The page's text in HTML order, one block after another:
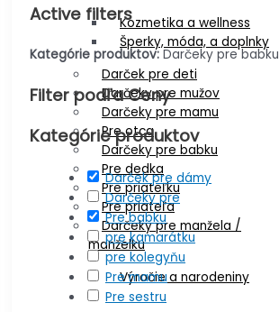
Kozmetika a wellness
Šperky, móda, a doplnky
Darček pre deti
Darčeky pre mužov
Darčeky pre mamu
Pre otca
Darčeky pre babku
Pre dedka
Pre priateľku
Pre priateľa
Darčeky pre manžela /
manželku
Výročie a narodeniny
Active filters
Kategórie produktov: Darčeky pre babku
Filter podľa Ceny
Kategórie produktov
Darček pre dámy
Darčeky pre
Pre babku
pre kamarátku
pre kolegyňu
Pre mamu
Pre sestru